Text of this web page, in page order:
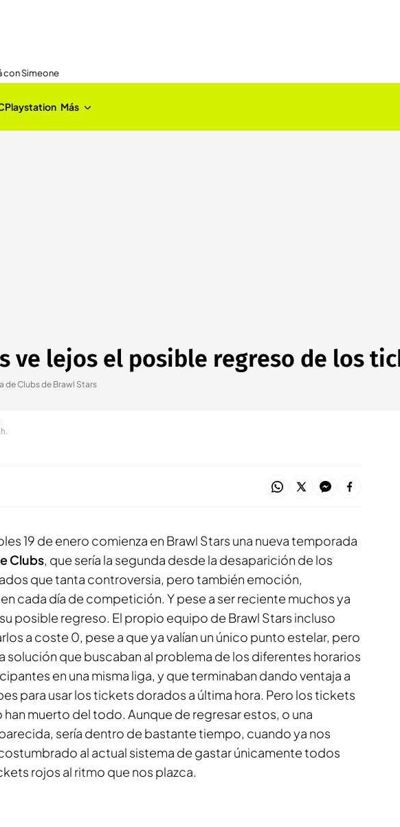
con Simeone
Playstation Más
ve lejos el posible regreso de los
de Clubs de Brawl Stars
19 de enero comienza en Brawl Stars una nueva temporada
Clubs, que sería la segunda desde la desaparición de los
que tanta controversia, pero también emoción,
cada día de competición. Y pese a ser reciente muchos ya
posible regreso. El propio equipo de Brawl Stars incluso
a coste 0, pese a que ya valían un único punto estelar, pero
solución que buscaban al problema de los diferentes horarios
en una misma liga, y que terminaban dando ventaja a
para usar los tickets dorados a última hora. Pero los tickets
muerto del todo. Aunque de regresar estos, o una
sería dentro de bastante tiempo, cuando ya nos
al actual sistema de gastar únicamente todos
rojos al ritmo que nos plazca.